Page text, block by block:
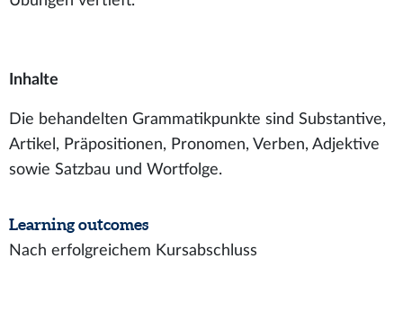
Inhalte
Die behandelten Grammatikpunkte sind Substantive,
Artikel, Präpositionen, Pronomen, Verben, Adjektive
sowie Satzbau und Wortfolge.
Learning outcomes
Nach erfolgreichem Kursabschluss